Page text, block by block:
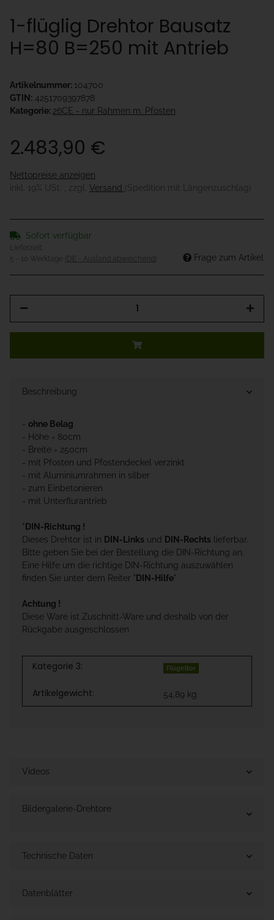
1-flüglig Drehtor Bausatz
H=80 B=250 mit Antrieb
Artikelnummer: 104700
GTIN: 4251709397878
Kategorie: 26CE - nur Rahmen m. Pfosten
2.483,90 €
Nettopreise anzeigen
inkl. 19% USt. , zzgl. Versand (Spedition mit Längenzuschlag)
Sofort verfügbar
Lieferzeit:
5 - 10 Werktage
(DE - Ausland abweichend) Frage zum Artikel
Beschreibung
- ohne Belag
- Höhe = 80cm
- Breite = 250cm
- mit Pfosten und Pfostendeckel verzinkt
- mit Aluminiumrahmen in silber
- zum Einbetonieren
- mit Unterflurantrieb
*DIN-Richtung !
Dieses Drehtor ist in DIN-Links und DIN-Rechts lieferbar.
Bitte geben Sie bei der Bestellung die DIN-Richtung an.
Eine Hilfe um die richtige DIN-Richtung auszuwählen
finden Sie unter dem Reiter " DIN-Hilfe"
Achtung !
Diese Ware ist Zuschnitt-Ware und deshalb von der
Rückgabe ausgeschlossen
Kategorie 3: Flügeltor
Artikelgewicht: 54,89 kg
Videos
Bildergalerie-Drehtore
Technische Daten
Datenblätter